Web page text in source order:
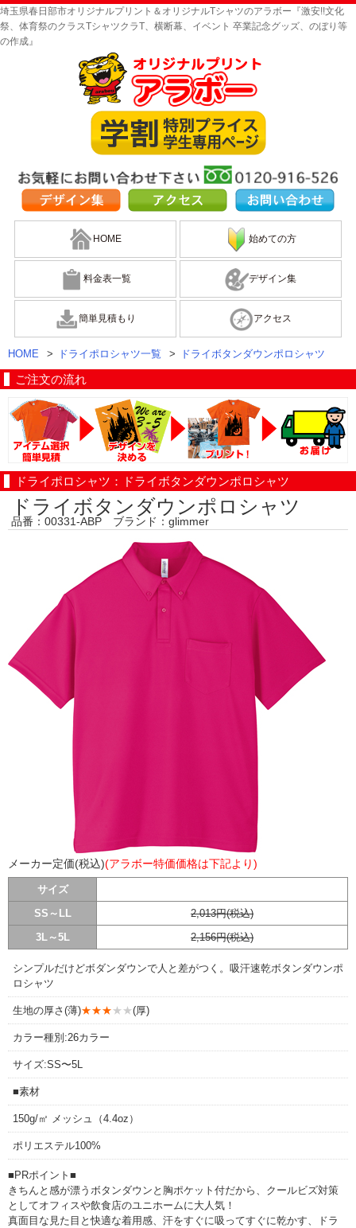
埼玉県春日部市オリジナルプリント＆オリジナルTシャツのアラボー『激安!!文化
祭、体育祭のクラスTシャツクラT、横断幕、イベント 卒業記念グッズ、のぼり等
の作成』
HOME 始めての方
料金表一覧 デザイン集
簡単見積もり アクセス
HOME > ドライポロシャツ一覧 > ドライボタンダウンポロシャツ
ご注文の流れ
ドライポロシャツ：ドライボタンダウンポロシャツ
ドライボタンダウンポロシャツ
品番：00331-ABP ブランド：glimmer
メーカー定価(税込)(アラボー特価価格は下記より)
サイズ
SS～LL
2,013円(税込)
3L～5L
2,156円(税込)
シンプルだけどボダンダウンで人と差がつく。吸汗速乾ボタンダウンポ
ロシャツ
生地の厚さ(薄)★★★★★(厚)
カラー種別:26カラー
サイズ:SS〜5L
■素材
150g/㎡ メッシュ（4.4oz）
ポリエステル100%
■PRポイント■
きちんと感が漂うボタンダウンと胸ポケット付だから、クールビズ対策
としてオフィスや飲食店のユニホームに大人気！
真面目な見た目と快適な着用感、汗をすぐに吸ってすぐに乾かす、ドラ